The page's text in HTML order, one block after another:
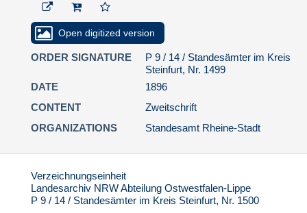
Open digitized version
ORDER SIGNATURE
P 9 / 14 / Standesämter im Kreis
Steinfurt, Nr. 1499
DATE
1896
CONTENT
Zweitschrift
ORGANIZATIONS
Standesamt Rheine-Stadt
Verzeichnungseinheit
Landesarchiv NRW Abteilung Ostwestfalen-Lippe
P 9 / 14 / Standesämter im Kreis Steinfurt, Nr. 1500